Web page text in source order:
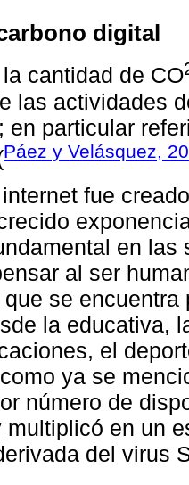
digital
cantidad de CO
las actividades
en particular
Páez y Velásquez,
fue
en
al ser
se
la educativa,
el
ya se
número de
multiplicó en un
del virus